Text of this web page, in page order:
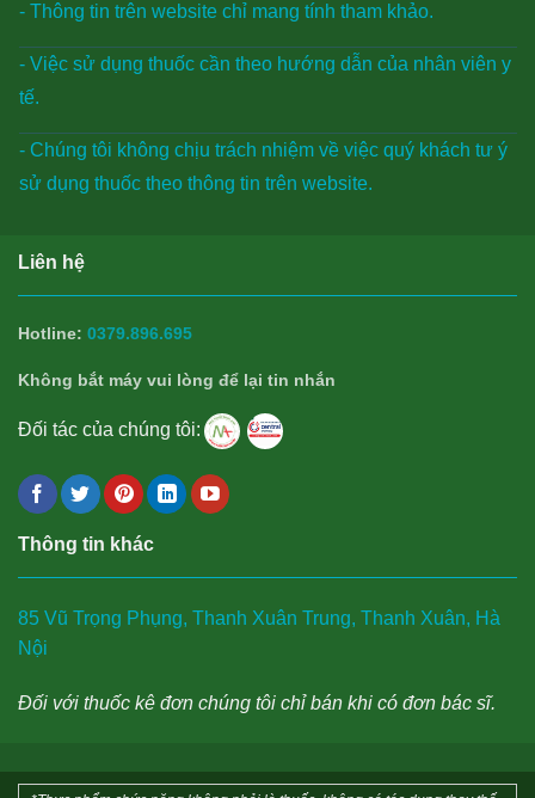
- Thông tin trên website chỉ mang tính tham khảo.
- Việc sử dụng thuốc cần theo hướng dẫn của nhân viên y
tế.
- Chúng tôi không chịu trách nhiệm về việc quý khách tư ý
sử dụng thuốc theo thông tin trên website.
Liên hệ
Hotline: 0379.896.695
Không bắt máy vui lòng để lại tin nhắn
Đối tác của chúng tôi:
Thông tin khác
85 Vũ Trọng Phụng, Thanh Xuân Trung, Thanh Xuân, Hà
Nội
Đối với thuốc kê đơn chúng tôi chỉ bán khi có đơn bác sĩ.